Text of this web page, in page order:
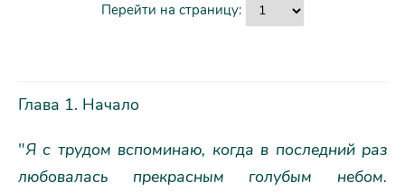
Перейти на страницу:
Глава 1. Начало
"Я с трудом вспоминаю, когда в последний раз
любовалась прекрасным голубым небом.